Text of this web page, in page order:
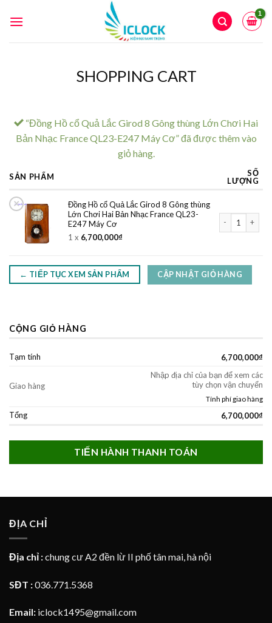
SHOPPING CART
“Đồng Hồ cổ Quả Lắc Girod 8 Gông thùng Lớn Chơi Hai
Bản Nhạc France QL23-E247 Máy Cơ” đã được thêm vào
giỏ hàng.
SẢN PHẨM
SỐ
LƯỢNG
×
Đồng Hồ cổ Quả Lắc Girod 8 Gông thùng
Lớn Chơi Hai Bản Nhạc France QL23-
E247 Máy Cơ
1 x 6,700,000₫
← TIẾP TỤC XEM SẢN PHẨM CẬP NHẬT GIỎ HÀNG
CỘNG GIỎ HÀNG
Tạm tính 6,700,000₫
Giao hàng
Nhập địa chỉ của bạn để xem các
tùy chọn vận chuyển
Tính phí giao hàng
Tổng 6,700,000₫
TIẾN HÀNH THANH TOÁN
ĐỊA CHỈ
Địa chỉ :chung cư A2 đền lừ II phố tân mai, hà nội
SĐT :036.771.5368
Email: iclock1495@gmail.com